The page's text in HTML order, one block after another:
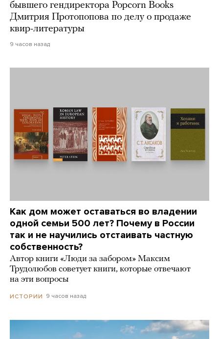
бывшего гендиректора Popcorn Books
Дмитрия Протопопова по делу о продаже
квир-литературы
9 часов назад
Как дом может оставаться во владении
одной семьи 500 лет? Почему в России
так и не научились отстаивать частную
собственность?
Автор книги «Люди за забором» Максим
Трудолюбов советует книги, которые отвечают
на эти вопросы
ИСТОРИИ 9 часов назад